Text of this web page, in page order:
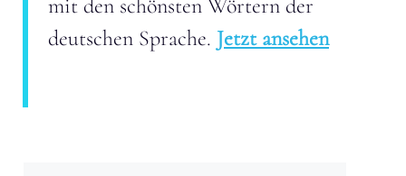
mit den schönsten Wörtern der
deutschen Sprache. Jetzt ansehen